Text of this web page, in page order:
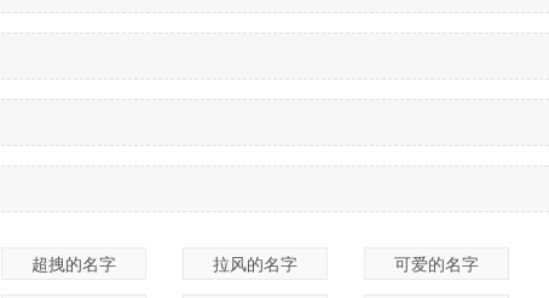
超拽的名字 拉风的名字 可爱的名字